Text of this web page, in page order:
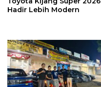
Hadir Lebih Modern